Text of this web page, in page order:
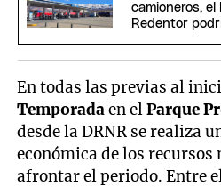
camioneros, el
Redentor
En todas las previas al
Temporadaen elParque
desde la DRNR se realiza
económica de los recursos
afrontar el periodo. Entre